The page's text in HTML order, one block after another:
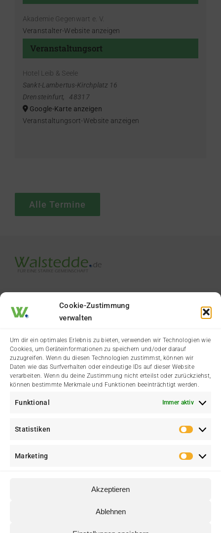
Cookie-Zustimmung
verwalten
Um dir ein optimales Erlebnis zu bieten, verwenden wir Technologien wie
Cookies, um Geräteinformationen zu speichern und/oder darauf
zuzugreifen. Wenn du diesen Technologien zustimmst, können wir
Daten wie das Surfverhalten oder eindeutige IDs auf dieser Website
verarbeiten. Wenn du deine Zustimmung nicht erteilst oder zurückziehst,
können bestimmte Merkmale und Funktionen beeinträchtigt werden.
Funktional Immer aktiv
Statistiken
Marketing
Akzeptieren
Ablehnen
Veranstaltungsort
Hotel Leib & Seele
Sankt-Lambertus-Kirchplatz 16
Drensteinfurt,
48317
Google-Karte anzeigen
Veranstaltungsort-Website anzeigen
Akademie Gegenwart e. V.
Veranstalter-Website anzeigen
Alle Termine
Aktuelle Dorfgeschichten
Städtische Meldungen
Amtliche Bekanntmachung
Wälster Branchenbuch
Der Heimatverein